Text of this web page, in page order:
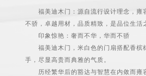
福美迪木门：源自流行设计理念，雍
不骄，卓越用材，品质精致，是品位生活
印象惊艳：奢而不华，华而不骄
福美迪木门，米白色的门扇搭配香槟
手，尽显高贵而典雅的气质。
历经繁华后的豁达与智慧在内敛而雍